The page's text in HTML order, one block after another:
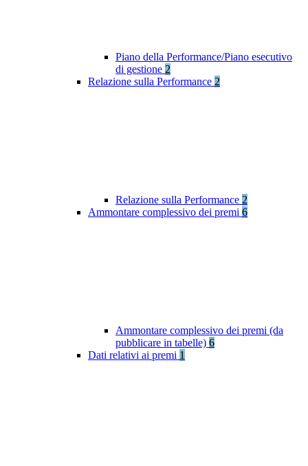
Piano della Performance/Piano esecutivo
di gestione 2
Relazione sulla Performance 2
Relazione sulla Performance 2
Ammontare complessivo dei premi 6
Ammontare complessivo dei premi (da
pubblicare in tabelle) 6
Dati relativi ai premi 1